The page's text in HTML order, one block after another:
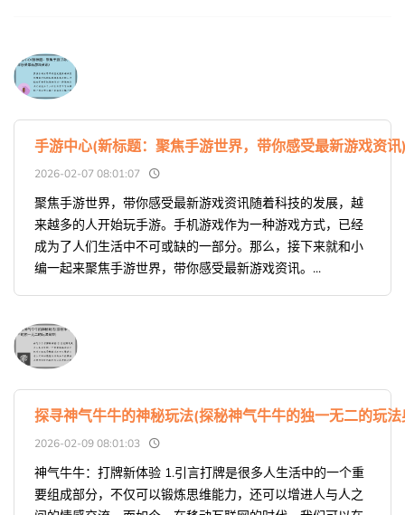
手游中心(新标题：聚焦手游世界，带你感受最新游戏资
2026-02-07 08:01:07
聚焦手游世界，带你感受最新游戏资讯随着科技的发展，越
来越多的人开始玩手游。手机游戏作为一种游戏方式，已经
成为了人们生活中不可或缺的一部分。那么，接下来就和小
编一起来聚焦手游世界，带你感受最新游戏资讯。...
探寻神气牛牛的神秘玩法(探秘神气牛牛的独一无二的玩
2026-02-09 08:01:03
神气牛牛：打牌新体验 1.引言打牌是很多人生活中的一个重
要组成部分，不仅可以锻炼思维能力，还可以增进人与人之